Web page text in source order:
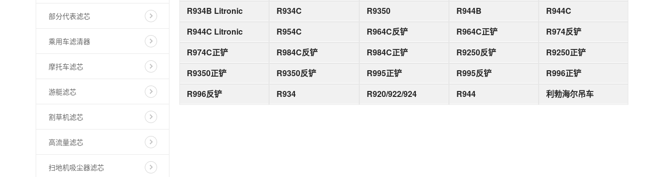
部分代表滤芯
乘用车滤清器
摩托车滤芯
游艇滤芯
割草机滤芯
高流量滤芯
扫地机吸尘器滤芯
R934B Litronic
R934C R9350 R944B
R944C
R944C Litronic
R954C R964C反铲 R964C正铲
R974反铲
R974C正铲
R984C反铲 R984C正铲 R9250反铲
R9250正铲
R9350正铲
R9350反铲 R995正铲 R995反铲
R996正铲
R996反铲
R934 R920/922/924 R944 利勃海尔吊车